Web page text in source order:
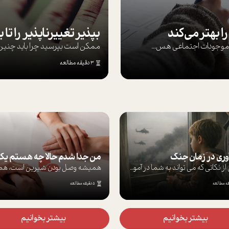
بهتر می‌کند
موجودات اجتماعی هس... ممکن است بپرسيد چرا بايد چنين
3 دقیقه مطالعه
در زمان جنگ
برخی از نکاتی که می تواند به شما در آموز...
بیشتر بخوانیم
5 دقیقه مطالعه
بیشتر بخوانیم